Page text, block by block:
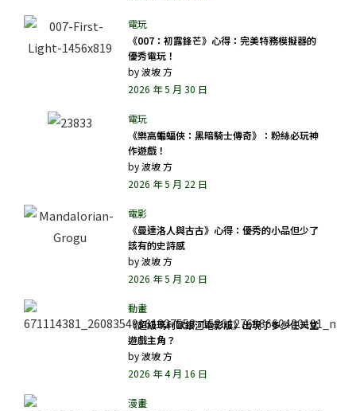
《007：初露鋒芒》心得：完美特務模擬器的
優秀電玩！
by波坡 方
2026 年 5 月 30 日
《樂高蝙蝠俠：黑暗騎士傳奇》：粉絲必玩神
作遊戲！
by波坡 方
2026 年 5 月 22 日
《曼達洛人與古古》心得：優秀的小品但少了
該有的史詩感
by波坡 方
2026 年 5 月 20 日
《超級瑪利歐銀河電影版》出現了多少任天堂
遊戲主角？
by波坡 方
2026 年 4 月 16 日